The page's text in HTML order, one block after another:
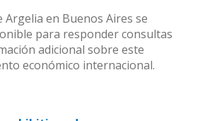
Argelia en Buenos Aires se
para responder consultas
adicional sobre este
económico internacional.